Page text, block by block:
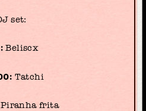
set:
Beliscx
Tatchi
Piranha frita